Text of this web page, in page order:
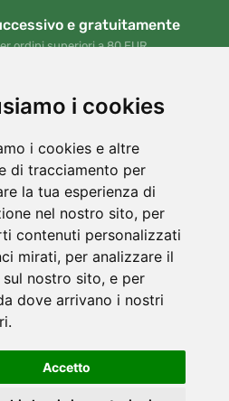
i cookies
i cookies e altre
di tracciamento per
la tua esperienza di
nel nostro sito, per
contenuti personalizzati
mirati, per analizzare il
nostro sito, e per
dove arrivano i nostri
Accetto
e gratuitamente
ordini superiori a 80 EUR
il tuo ordine in qualsiasi momento
un albero! Leggi di più